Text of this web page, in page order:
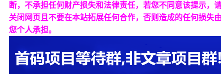
断，不承担任何财产损失和法律责任，若您不同意该提示，
关闭网页且不要在本站拓展任何合作，否则造成的任何损失
您个人承担。